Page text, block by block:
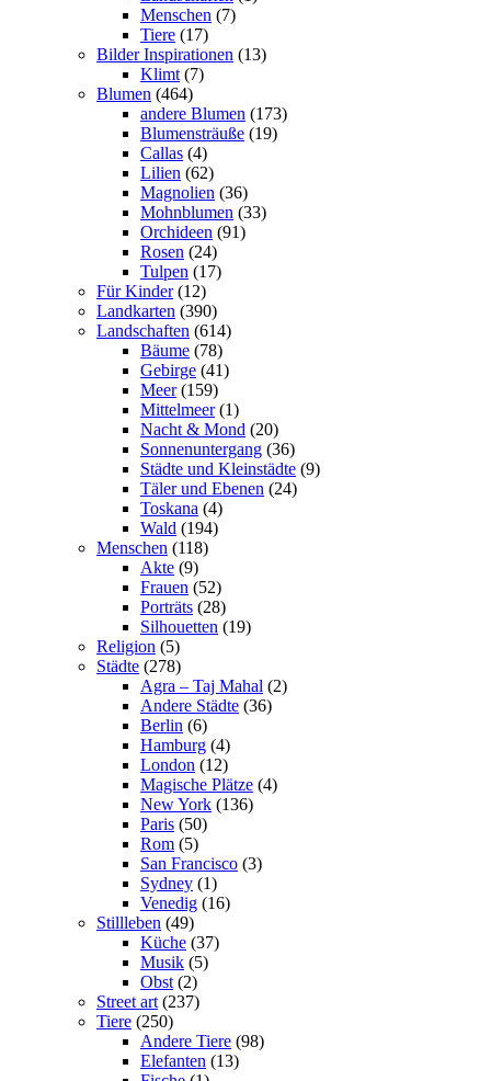
Menschen (7)
Tiere (17)
Bilder Inspirationen (13)
Klimt (7)
Blumen (464)
andere Blumen (173)
Blumensträuße (19)
Callas (4)
Lilien (62)
Magnolien (36)
Mohnblumen (33)
Orchideen (91)
Rosen (24)
Tulpen (17)
Für Kinder (12)
Landkarten (390)
Landschaften (614)
Bäume (78)
Gebirge (41)
Meer (159)
Mittelmeer (1)
Nacht & Mond (20)
Sonnenuntergang (36)
Städte und Kleinstädte (9)
Täler und Ebenen (24)
Toskana (4)
Wald (194)
Menschen (118)
Akte (9)
Frauen (52)
Porträts (28)
Silhouetten (19)
Religion (5)
Städte (278)
Agra – Taj Mahal (2)
Andere Städte (36)
Berlin (6)
Hamburg (4)
London (12)
Magische Plätze (4)
New York (136)
Paris (50)
Rom (5)
San Francisco (3)
Sydney (1)
Venedig (16)
Stillleben (49)
Küche (37)
Musik (5)
Obst (2)
Street art (237)
Tiere (250)
Andere Tiere (98)
Elefanten (13)